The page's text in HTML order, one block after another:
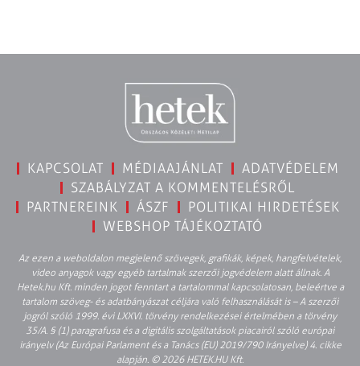
KAPCSOLAT MÉDIAAJÁNLAT
ADATVÉDELEM
SZABÁLYZAT A KOMMENTELÉSRŐL
PARTNEREINK
ÁSZF
POLITIKAI HIRDETÉSEK
WEBSHOP TÁJÉKOZTATÓ
Az ezen a weboldalon megjelenő szövegek, grafikák, képek, hangfelvételek,
video anyagok vagy egyéb tartalmak szerzői jogvédelem alatt állnak. A
Hetek.hu Kft. minden jogot fenntart a tartalommal kapcsolatosan, beleértve a
tartalom szöveg- és adatbányászat céljára való felhasználását is – A szerzői
jogról szóló 1999. évi LXXVI. törvény rendelkezései értelmében a törvény
35/A. § (1) paragrafusa és a digitális szolgáltatások piacairól szóló európai
irányelv (Az Európai Parlament és a Tanács (EU) 2019/790 Irányelve) 4. cikke
alapján. © 2026 HETEK.HU Kft.